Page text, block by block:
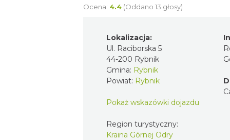
Ocena: 4.4 (Oddano 13 głosy)
Lokalizacja:
Ul. Raciborska 5
44-200 Rybnik
Gmina: Rybnik
Powiat: Rybnik
Pokaż wskazówki dojazdu
Region turystyczny:
Kraina Górnej Odry